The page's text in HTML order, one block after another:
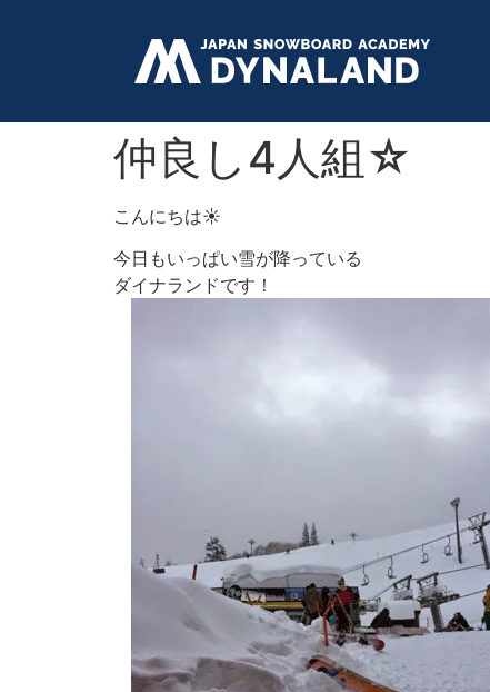
仲良し4人組☆
こんにちは☀︎
今日もいっぱい雪が降っている
ダイナランドです！